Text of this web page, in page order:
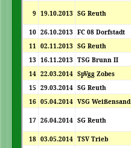
9 19.10.2013 SG Reuth
10 26.10.2013 FC 08 Dorfstadt
11 02.11.2013 SG Reuth
13 16.11.2013 TSG Brunn II
14 22.03.2014 SpVgg Zobes
15 29.03.2014 SG Reuth
16 05.04.2014 VSG Weißensand
17 26.04.2014 SG Reuth
18 03.05.2014 TSV Trieb